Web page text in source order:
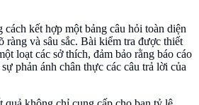
kết hợp một bảng câu hỏi toàn diện
ràng và sâu sắc. Bài kiểm tra được thiết
loạt các sở thích, đảm bảo rằng báo cáo
phản ánh chân thực các câu trả lời của